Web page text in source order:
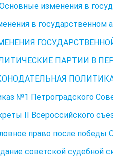
изменения в
в государственном
ПАРТИИ В
№1 Петроградского
II Всероссийского
право после победы
советской судебной